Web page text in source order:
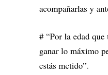
acompañarlas y
# “Por la edad
ganar lo máximo
estás metido”.